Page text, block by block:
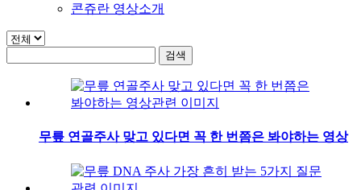
콘쥬란 영상소개
무릎 연골주사 맞고 있다면 꼭 한 번쯤은 봐야하는 영상